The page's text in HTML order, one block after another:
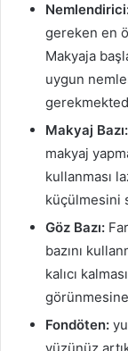
gereken en
Makyaja
uygun
Makyaj Bazı:
makyaj
kullanması
küçülmesini
Göz Bazı:
bazını
kalıcı
görünmesine
Fondöten: